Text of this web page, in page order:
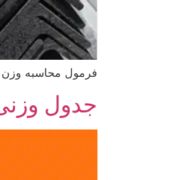
فرمول محاسبه
جدول